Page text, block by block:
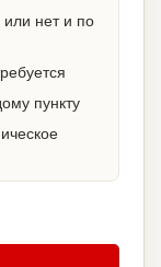
или нет и по
пункту